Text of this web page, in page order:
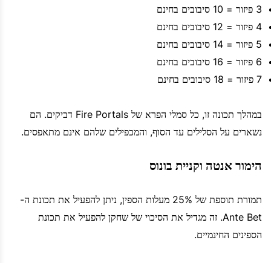
3 פיזור = 10 סיבובים בחינם
4 פיזור = 12 סיבובים בחינם
5 פיזור = 14 סיבובים בחינם
6 פיזור = 16 סיבובים בחינם
7 פיזור = 18 סיבובים בחינם
במהלך תכונה זו, כל סמלי הפרא של Fire Portals דביקים. הם
נשארים על הסלילים עד הסוף, והמכפילים שלהם אינם מתאפסים.
הימור אנטה וקניית בונוס
תמורת תוספת של 25% מעלות הספין, ניתן להפעיל את תכונת ה-
Ante Bet. זה מגדיל את הסיכוי של שחקן להפעיל את תכונת
הספינים החינמיים.